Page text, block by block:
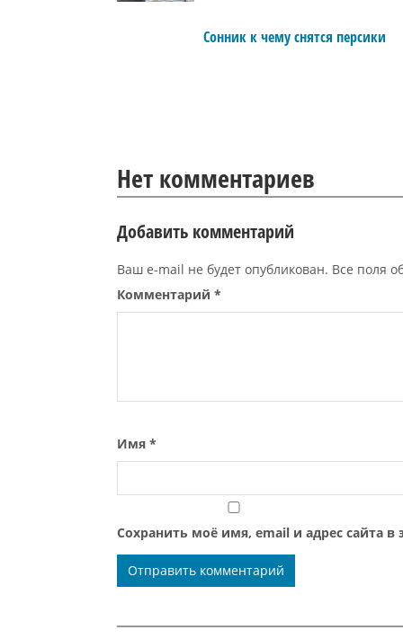
Сонник к чему снятся персики
Нет комментариев
Добавить комментарий
Ваш e-mail не будет опубликован. Все поля
Комментарий *
Имя *
Сохранить моё имя, email и адрес сайта